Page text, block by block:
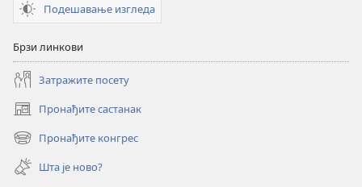
Подешавање изгледа
Брзи линкови
Затражите посету
Пронађите састанак
(отвара
нови
прозор)
Пронађите конгрес
(отвара
нови
прозор)
Шта је ново?